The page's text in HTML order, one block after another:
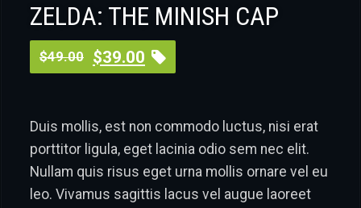
ZELDA: THE MINISH CAP
$49.00 Original
$49.00.
$39.00 Current
$39.00.
Duis mollis, est non commodo luctus, nisi erat
porttitor ligula, eget lacinia odio sem nec elit.
Nullam quis risus eget urna mollis ornare vel eu
leo. Vivamus sagittis lacus vel augue laoreet